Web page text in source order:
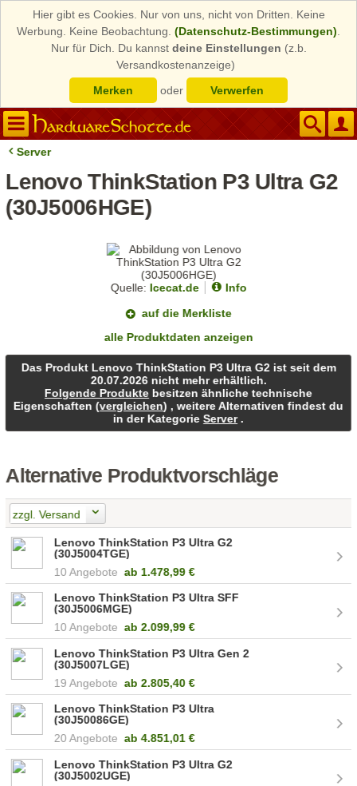
Hier gibt es Cookies. Nur von uns, nicht von Dritten. Keine
Werbung. Keine Beobachtung. (Datenschutz-Bestimmungen)
Nur für Dich. Du kannst deine Einstellungen (z.b.
Versandkostenanzeige)
Merken
oder Verwerfen
Server
Lenovo ThinkStation P3 Ultra G2
(30J5006HGE)
Quelle: Icecat.de
Info
auf die Merkliste
alle Produktdaten anzeigen
Das Produkt Lenovo ThinkStation P3 Ultra G2 ist seit dem
20.07.2026 nicht mehr erhältlich.
Folgende Produkte besitzen ähnliche technische
Eigenschaften (vergleichen) , weitere Alternativen findest du
in der KategorieServer.
Alternative Produktvorschläge
zzgl. Versand
Lenovo ThinkStation P3 Ultra G2
(30J5004TGE)
10 Angebote ab 1.478,99 €
Lenovo ThinkStation P3 Ultra SFF
(30J5006MGE)
10 Angebote ab2.099,99 €
Lenovo ThinkStation P3 Ultra Gen 2
(30J5007LGE)
19 Angebote ab 2.805,40 €
Lenovo ThinkStation P3 Ultra
(30J50086GE)
20 Angebote ab4.851,01 €
Lenovo ThinkStation P3 Ultra G2
(30J5002UGE)